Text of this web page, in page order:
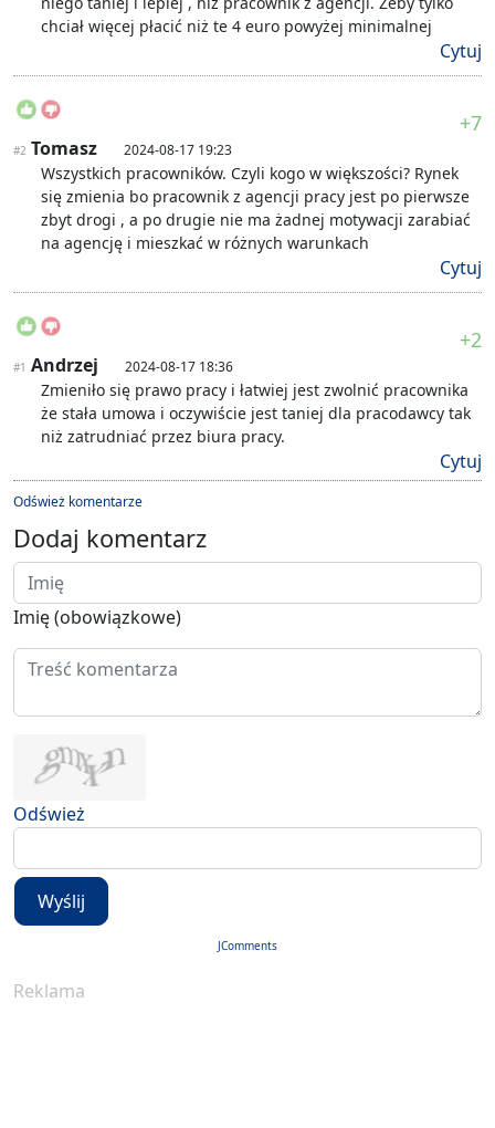
chciał więcej płacić niż te 4 euro powyżej minimalnej
Cytuj
+7
#2 Tomasz 2024-08-17 19:23
Wszystkich pracowników. Czyli kogo w większości? Rynek
się zmienia bo pracownik z agencji pracy jest po pierwsze
zbyt drogi , a po drugie nie ma żadnej motywacji zarabiać
na agencję i mieszkać w różnych warunkach
Cytuj
+2
#1 Andrzej 2024-08-17 18:36
Zmieniło się prawo pracy i łatwiej jest zwolnić pracownika
że stała umowa i oczywiście jest taniej dla pracodawcy tak
niż zatrudniać przez biura pracy.
Cytuj
Odśwież komentarze
Dodaj komentarz
Imię (obowiązkowe)
Odśwież
Wyślij
JComments
Reklama